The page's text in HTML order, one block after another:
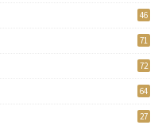
46
71
72
64
27